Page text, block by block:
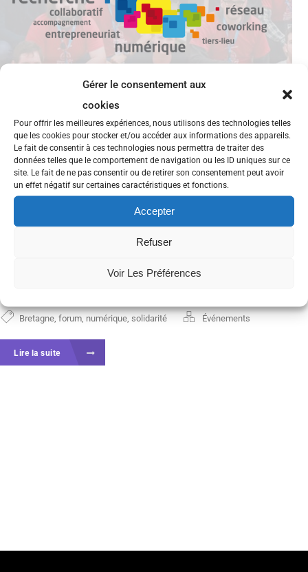
Gérer le consentement aux
cookies
Pour offrir les meilleures expériences, nous utilisons des technologies telles
que les cookies pour stocker et/ou accéder aux informations des appareils.
Le fait de consentir à ces technologies nous permettra de traiter des
données telles que le comportement de navigation ou les ID uniques sur ce
site. Le fait de ne pas consentir ou de retirer son consentement peut avoir
un effet négatif sur certaines caractéristiques et fonctions.
Accepter
Refuser
Voir Les Préférences
5e forum Camp’TIC « Solidarités et
numérique »
Rendez-vous le mercredi 21 mai à Lanester ! Les
associations Camp’TIC, Défis et C2SOL ont le plaisir
de vous informer de la tenue du forum annuel
questions de solidarités. Le forum...
Bretagne forum numérique solidarité Événements
Lire la suite